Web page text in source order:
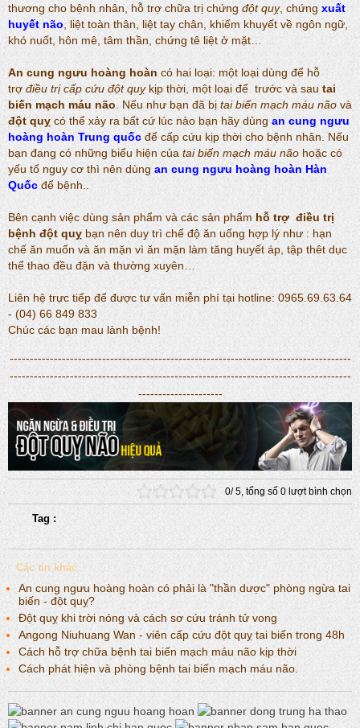
thương cho bệnh nhân, hỗ trợ chữa trị chứng đột quỵ, chứng xuất
huyết não , liệt toàn thân, liệt tay chân, khiếm khuyết về ngôn ngữ,
khó nuốt, hôn mê, tâm thần, chứng tê liệt ở mặt…
An cung ngưu hoàng hoàn có hai loại: một loại dùng để hỗ
trợđiều trị cấp cứu đột quỵkịp thời, một loại để trước và sau tai
biến mạch máu não . Nếu như bạn đã bị tai biến mạch máu não và
đột quỵcó thể xảy ra bất cứ lúc nào bạn hãy dùng an cung ngưu
hoàng hoàn Trung quốc để cấp cứu kịp thời cho bệnh nhân. Nếu
bạn đang có những biểu hiện của tai biến mạch máu nãohoặc có
yếu tố nguy cơ thì nên dùng an cung ngưu hoàng hoàn Hàn
Quốc để bệnh..
Bên cạnh việc dùng sản phẩm và các sản phẩm hỗ trợ điều trị
bệnh đột quỵ bạn nên duy trì chế độ ăn uống hợp lý như : hạn
chế ăn muốn và ăn mặn vì ăn mặn làm tăng huyết áp, tập thêt dục
thể thao đều đặn và thường xuyên…
Liên hệ trực tiếp để được tư vấn miễn phí tại hotline: 0965.69.63.64
- (04) 66 849 833
Chúc các bạn mau lành bệnh!
-------------------------------------------------------------------------------------
-------------------------------------------------------------------------------------
---------------------
0/5, tổng số0 lượt bình chọn
Tag :
Các tin khác
An cung ngưu hoàng hoàn có phải là "thần dược" phòng ngừa tai
biến - đột quỵ?
Đột quỵ khi trời nóng và cách sơ cứu tránh tử vong
Angong Niuhuang Wan - viên cấp cứu đột quỵ tai biến trong 48h
Cách hỗ trợ chữa bệnh tai biến mạch máu não kịp thời
Cách phát hiện và phòng bệnh tai biến mạch máu não.